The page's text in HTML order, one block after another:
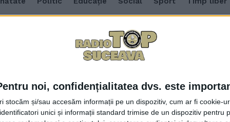
noi, confidențialitatea dvs. este
stocăm și/sau accesăm informații pe un dispozitiv, cum ar fi cookie-
unici și informații standard trimise de un dispozitiv pentru
Tren privat de tip Intercity pe
începînd de astăzi, 4 mai.